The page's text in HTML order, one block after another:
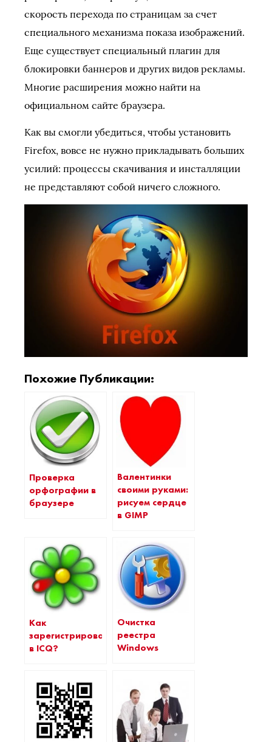
скорость перехода по страницам за счет
специального механизма показа изображений.
Еще существует специальный плагин для
блокировки баннеров и других видов рекламы.
Многие расширения можно найти на
официальном сайте браузера.
Как вы смогли убедиться, чтобы установить
Firefox, вовсе не нужно прикладывать больших
усилий: процессы скачивания и инсталляции
не представляют собой ничего сложного.
Похожие Публикации:
Проверка
орфографии в
браузере
Валентинки
своими руками:
рисуем сердце
в GIMP
Как
зарегистрироваться
в ICQ?
Очистка
реестра
Windows